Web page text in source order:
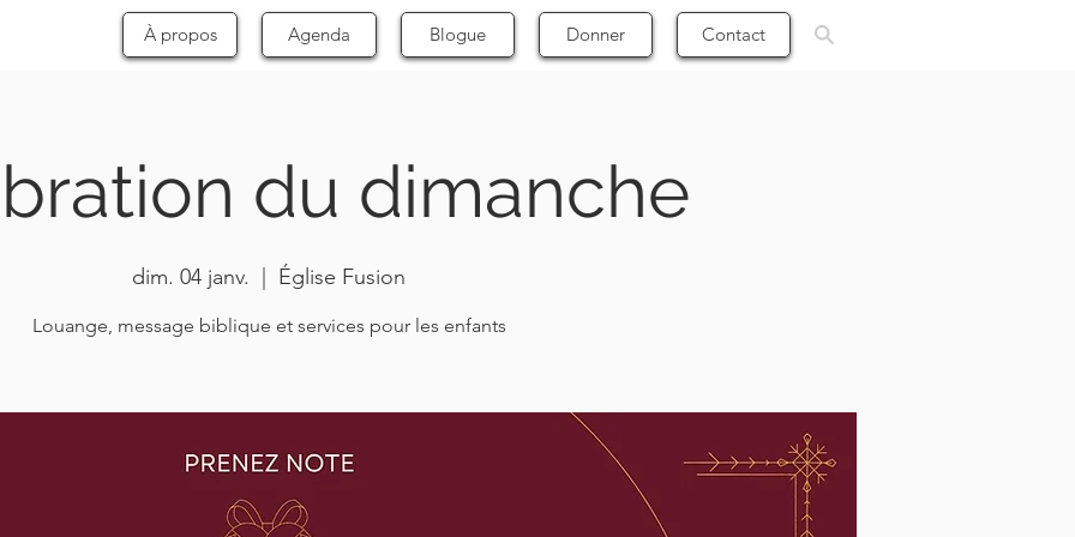
À propos Agenda Blogue Donner Contact
du dimanche
dim. 04 janv. Église Fusion
Louange, message biblique et services pour les enfants